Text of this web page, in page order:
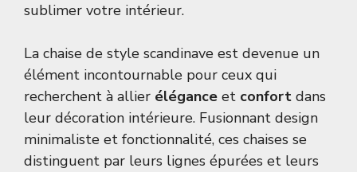
sublimer votre intérieur.
La chaise de style scandinave est devenue un
élément incontournable pour ceux qui
recherchent à allier élégance et confort dans
leur décoration intérieure. Fusionnant design
minimaliste et fonctionnalité, ces chaises se
distinguent par leurs lignes épurées et leurs